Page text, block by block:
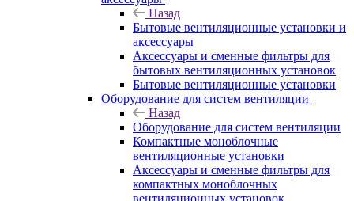
Назад
Бытовые вентиляционные установки и
аксессуары
Аксессуары и сменные фильтры для
бытовых вентиляционных установок
Бытовые вентиляционные установки
Оборудование для систем вентиляции
Назад
Оборудование для систем вентиляции
Компактные моноблочные
вентиляционные установки
Аксессуары и сменные фильтры для
компактных моноблочных
вентиляционных установок